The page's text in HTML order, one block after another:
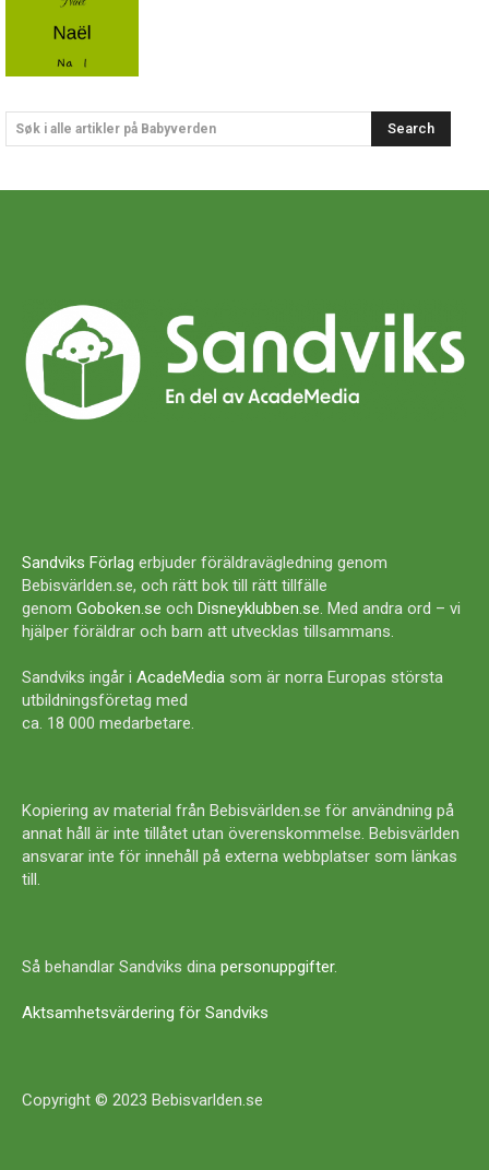
Søk i alle artikler på Babyverden Search
Sandviks Förlag erbjuder föräldravägledning genom
Bebisvärlden.se, och rätt bok till rätt tillfälle
genom Goboken.se och Disneyklubben.se. Med andra ord – vi
hjälper föräldrar och barn att utvecklas tillsammans.
Sandviks ingår i AcadeMedia som är norra Europas största
utbildningsföretag med
ca. 18 000 medarbetare.
Kopiering av material från Bebisvärlden.se för användning på
annat håll är inte tillåtet utan överenskommelse. Bebisvärlden
ansvarar inte för innehåll på externa webbplatser som länkas
till.
Så behandlar Sandviks dina personuppgifter.
Aktsamhetsvärdering för Sandviks
Copyright © 2023 Bebisvarlden.se